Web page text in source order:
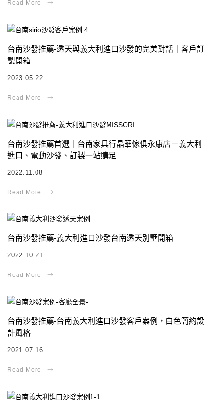
台南沙發推薦-透天與義大利進口沙發的完美對話｜客戶訂
製開箱
2023.05.22
台南沙發推薦首選｜台南家具行晶華傢俱永康店－義大利
進口、電動沙發、訂製一站購足
2022.11.08
台南沙發推薦-義大利進口沙發台南透天別墅開箱
2022.10.21
台南沙發推薦-台南義大利進口沙發客戶案例，白色簡約設
計風格
2021.07.16